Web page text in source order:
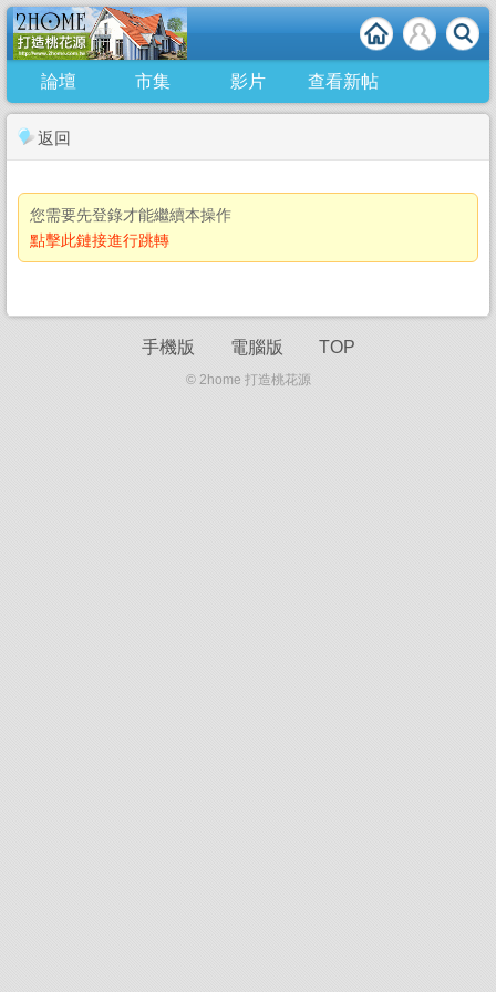
論壇 市集 影片 查看新帖
返回
您需要先登錄才能繼續本操作
點擊此鏈接進行跳轉
手機版 電腦版 TOP
© 2home 打造桃花源